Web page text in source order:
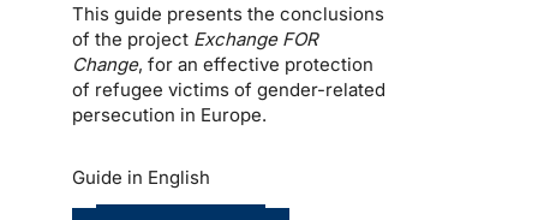
This guide presents the conclusions
of the project Exchange FOR
Change, for an effective protection
of refugee victims of gender-related
persecution in Europe.
Guide in English